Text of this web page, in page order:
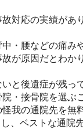
対応の実績があ
・腰などの痛み
が原因だとわか
と後遺症が残っ
・接骨院を選ぶ
我の通院先を
、ベストな通院